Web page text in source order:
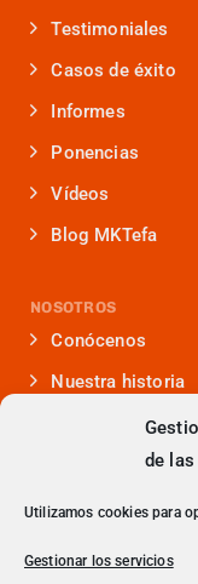
de
Utilizamos cookies para
Gestionar los servicios
Testimoniales
Casos de éxito
Informes
Ponencias
Vídeos
Blog MKTefa
NOSOTROS
Conócenos
Nuestra historia
Iniciativas que
Noticias y
Presencia en